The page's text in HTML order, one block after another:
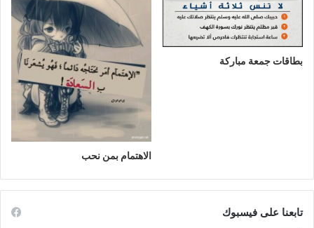
بطاقات جمعة مباركة
الاهتمام بمن نحب
تابعنا على فيسبوك